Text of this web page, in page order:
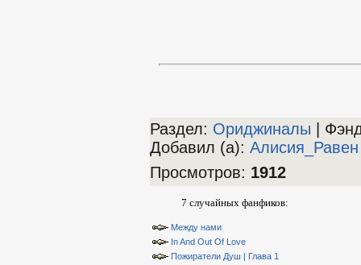
Раздел: Ориджиналы |
Добавил (а): Алиcия_Равен
Просмотров: 1912
7 случайных фанфиков:
Между нами
In And Out Of Love
Пожиратели Душ | Глава 1